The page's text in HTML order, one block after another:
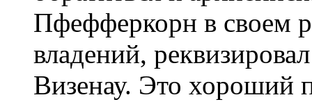
Пфефферкорн в своем
владений,
Визенау. Это хороший